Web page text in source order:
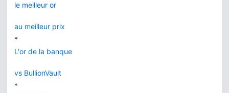
le meilleur or
au meilleur prix
*
L'or de la banque
vs BullionVault
*